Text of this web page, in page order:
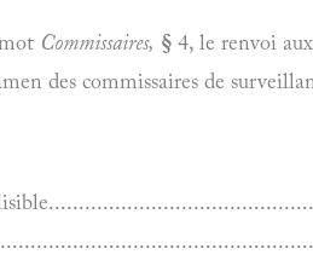
Commissaires, § 4, le renvoi
des commissaires de